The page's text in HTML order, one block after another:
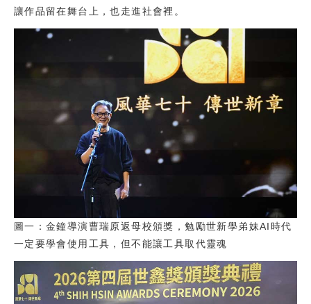
讓作品留在舞台上，也走進社會裡。
圖一：金鐘導演曹瑞原返母校頒獎，勉勵世新學弟妹AI時代
一定要學會使用工具，但不能讓工具取代靈魂